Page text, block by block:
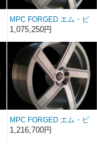
MPC FORGED エム・ピ
ーシー フォージド MPC
20×8.5
1,075,250円
MPC FORGED エム・ピ
ーシー フォージド MPC
MONO-1 22インチ 22×9
1,216,700円